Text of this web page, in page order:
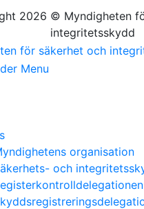
2026 © Myndigheten
integritetsskydd
organisation
och